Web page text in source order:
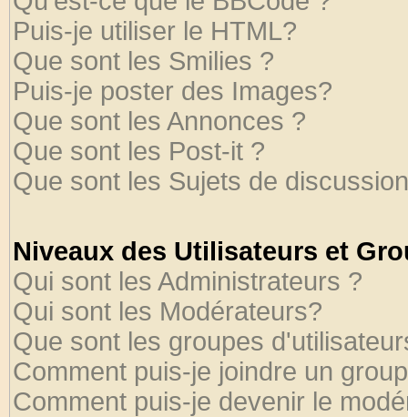
Puis-je utiliser le HTML?
Que sont les Smilies ?
Puis-je poster des Images?
Que sont les Annonces ?
Que sont les Post-it ?
Que sont les Sujets de
Niveaux des Utilisateurs et
Qui sont les Administrateurs ?
Qui sont les Modérateurs?
Que sont les groupes
Comment puis-je joindre un
Comment puis-je devenir le